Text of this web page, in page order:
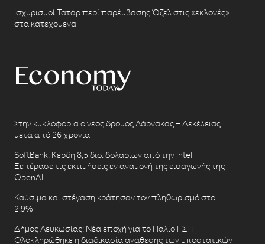
Ισχυρισμοί Τατάρ περί παρέμβασης Όζελ στις «εκλογές»
στα κατεχόμενα
Στην κυκλοφορία ο νέος δρόμος Λάρνακας – Δεκέλειας
μετά από 26 χρόνια
SoftBank: Κέρδη 8,5 δισ. δολαρίων από την Intel –
Ξεπέρασε τις εκτιμήσεις εν αναμονή της εισαγωγής της
OpenAI
Καύσιμα και στέγαση κράτησαν τον πληθωρισμό στο
2,9%
Δήμος Λευκωσίας: Νέα εποχή για το Παλιό ΓΣΠ –
Ολοκληρώθηκε η διαδικασία ανάθεσης των υποστατικών